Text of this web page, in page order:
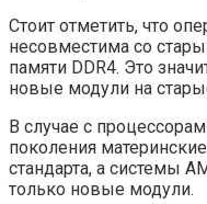
Стоит отметить, что
несовместима со
памяти DDR4. Это
новые модули на
В случае с
поколения
стандарта, а системы
только новые модули.